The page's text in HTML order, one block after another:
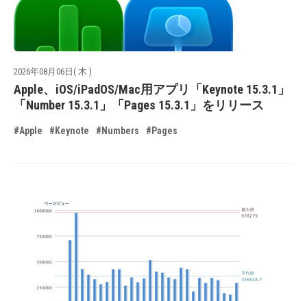
2026年08月06日( 木 )
Apple、iOS/iPadOS/Mac用アプリ「Keynote 15.3.1」
「Number 15.3.1」「Pages 15.3.1」をリリース
#Apple #Keynote #Numbers #Pages